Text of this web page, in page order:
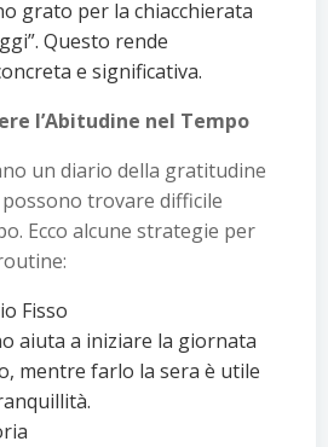
grato per la chiacchierata
Questo rende
e significativa.
l’Abitudine nel Tempo
un diario della gratitudine
trovare difficile
Ecco alcune strategie per
Fisso
aiuta a iniziare la giornata
mentre farlo la sera è utile